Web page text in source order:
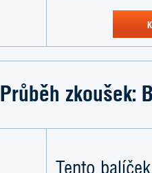
Průběh zkoušek:
Tento